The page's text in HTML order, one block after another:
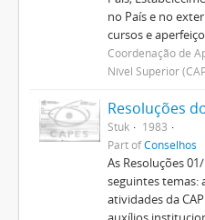
no País e no
cursos e
Coordenação de
Nível Superior
Stuk
1983
Part ofConselhos
As Resoluções
seguintes temas:
atividades da